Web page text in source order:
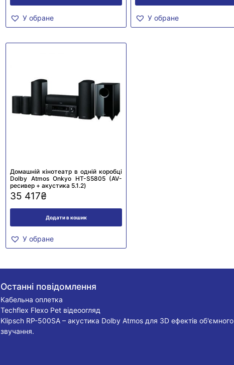
У обране У обране
Домашній кінотеатр в одній коробці
Dolby Atmos Onkyo HT-S5805 (AV-
ресивер + акустика 5.1.2)
35 417₴
Додати в кошик
У обране
Останні повідомлення
Кабельна оплетка
Techflex Flexo Pet відеоогляд
Klipsch RP-500SA – акустика Dolby Atmos для 3D ефектів об'ємного
звучання.